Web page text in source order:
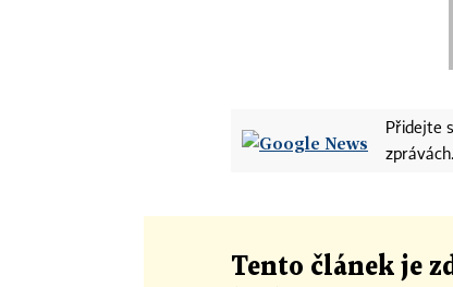
Přidejte
zprávách.
Tento článek je